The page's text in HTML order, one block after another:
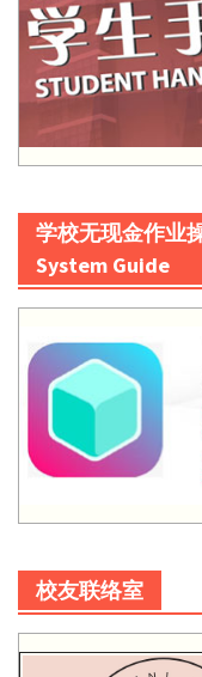
学校无现金作业
System Guide
校友联络室